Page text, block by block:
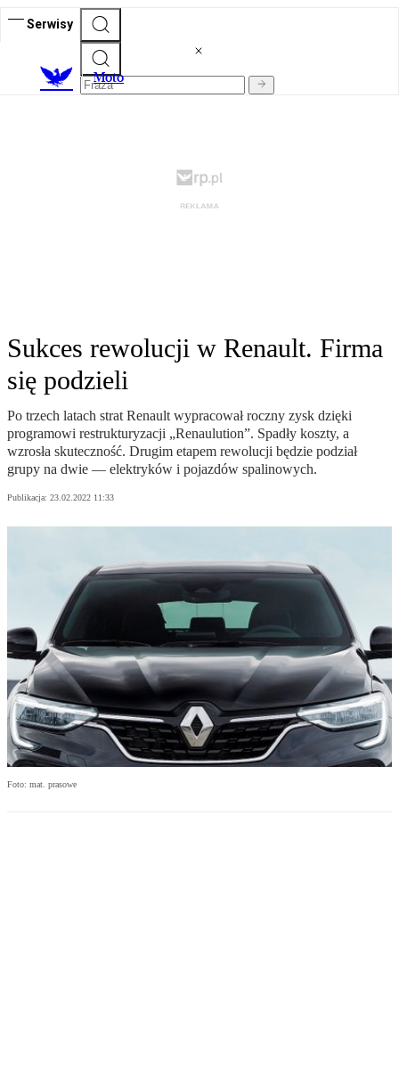
Serwisy
Moto
Sukces rewolucji w Renault. Firma
się podzieli
Po trzech latach strat Renault wypracował roczny zysk dzięki
programowi restrukturyzacji „Renaulution”. Spadły koszty, a
wzrosła skuteczność. Drugim etapem rewolucji będzie podział
grupy na dwie — elektryków i pojazdów spalinowych.
Publikacja: 23.02.2022 11:33
Foto: mat. prasowe